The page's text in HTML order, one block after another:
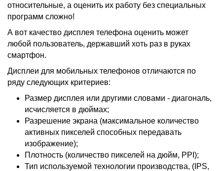
относительные, а оценить их работу без специальных
программ сложно!
А вот качество дисплея телефона оценить может
любой пользователь, державший хоть раз в руках
смартфон.
Дисплеи для мобильных телефонов отличаются по
ряду следующих критериев:
Размер дисплея или другими словами - диагональ,
исчисляется в дюймах;
Разрешение экрана (максимальное количество
активных пикселей способных передавать
изображение);
Плотность (количество пикселей на дюйм, PPI);
Тип используемой технологии производства, (IPS,